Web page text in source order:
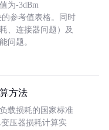
为-3dBm
参考值表格。同时
、连接器问题）及
问题。
方法
载损耗的国家标准
变压器损耗计算实